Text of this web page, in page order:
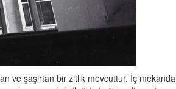
ve şaşırtan bir zıtlık mevcuttur. İç mekanda